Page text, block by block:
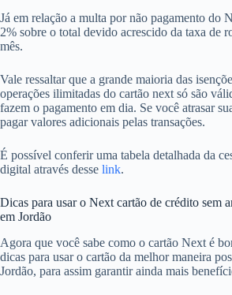
Já em relação a multa por não pagamento do
2% sobre o total devido acrescido da taxa de
mês.
Vale ressaltar que a grande maioria das
operações ilimitadas do cartão next só são
fazem o pagamento em dia. Se você atrasar
pagar valores adicionais pelas transações.
É possível conferir uma tabela detalhada da
digital através desse link.
Dicas para usar o Next cartão de crédito sem
em Jordão
Agora que você sabe como o cartão Next é
dicas para usar o cartão da melhor maneira
Jordão, para assim garantir ainda mais